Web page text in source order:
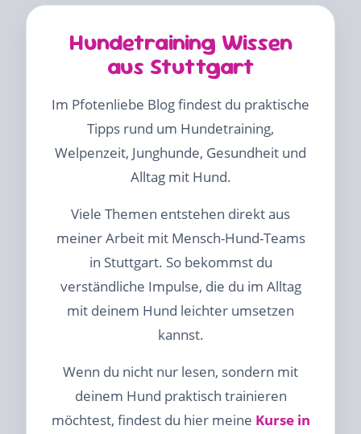
Hundetraining Wissen
aus Stuttgart
Im Pfotenliebe Blog findest du praktische
Tipps rund um Hundetraining,
Welpenzeit, Junghunde, Gesundheit und
Alltag mit Hund.
Viele Themen entstehen direkt aus
meiner Arbeit mit Mensch-Hund-Teams
in Stuttgart. So bekommst du
verständliche Impulse, die du im Alltag
mit deinem Hund leichter umsetzen
kannst.
Wenn du nicht nur lesen, sondern mit
deinem Hund praktisch trainieren
möchtest, findest du hier meine Kurse in